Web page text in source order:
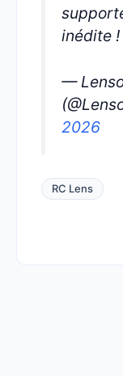
inédite !
—
2026
RC Lens